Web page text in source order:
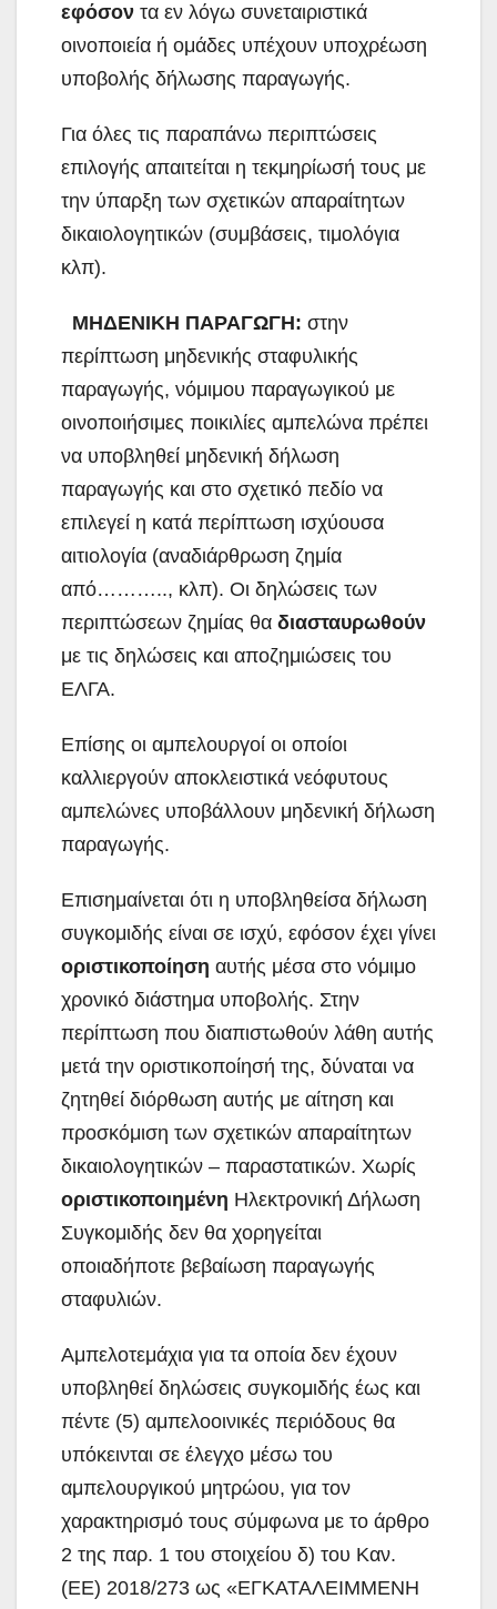
εφόσον τα εν λόγω συνεταιριστικά
οινοποιεία ή ομάδες υπέχουν υποχρέωση
υποβολής δήλωσης παραγωγής.
Για όλες τις παραπάνω περιπτώσεις
επιλογής απαιτείται η τεκμηρίωσή τους με
την ύπαρξη των σχετικών απαραίτητων
δικαιολογητικών (συμβάσεις, τιμολόγια
κλπ).
ΜΗΔΕΝΙΚΗ ΠΑΡΑΓΩΓΗ: στην
περίπτωση μηδενικής σταφυλικής
παραγωγής, νόμιμου παραγωγικού με
οινοποιήσιμες ποικιλίες αμπελώνα πρέπει
να υποβληθεί μηδενική δήλωση
παραγωγής και στο σχετικό πεδίο να
επιλεγεί η κατά περίπτωση ισχύουσα
αιτιολογία (αναδιάρθρωση ζημία
από……….., κλπ). Οι δηλώσεις των
περιπτώσεων ζημίας θα διασταυρωθούν
με τις δηλώσεις και αποζημιώσεις του
ΕΛΓΑ.
Επίσης οι αμπελουργοί οι οποίοι
καλλιεργούν αποκλειστικά νεόφυτους
αμπελώνες υποβάλλουν μηδενική δήλωση
παραγωγής.
Επισημαίνεται ότι η υποβληθείσα δήλωση
συγκομιδής είναι σε ισχύ, εφόσον έχει γίνει
οριστικοποίηση αυτής μέσα στο νόμιμο
χρονικό διάστημα υποβολής. Στην
περίπτωση που διαπιστωθούν λάθη αυτής
μετά την οριστικοποίησή της, δύναται να
ζητηθεί διόρθωση αυτής με αίτηση και
προσκόμιση των σχετικών απαραίτητων
δικαιολογητικών – παραστατικών. Χωρίς
οριστικοποιημένη Ηλεκτρονική Δήλωση
Συγκομιδής δεν θα χορηγείται
οποιαδήποτε βεβαίωση παραγωγής
σταφυλιών.
Αμπελοτεμάχια για τα οποία δεν έχουν
υποβληθεί δηλώσεις συγκομιδής έως και
πέντε (5) αμπελοοινικές περιόδους θα
υπόκεινται σε έλεγχο μέσω του
αμπελουργικού μητρώου, για τον
χαρακτηρισμό τους σύμφωνα με το άρθρο
2 της παρ. 1 του στοιχείου δ) του Καν.
(ΕΕ) 2018/273 ως «ΕΓΚΑΤΑΛΕΙΜΜΕΝΗ